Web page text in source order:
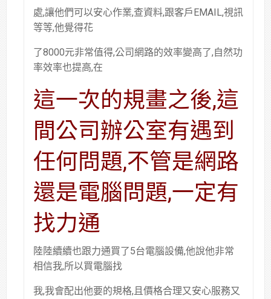
處,讓他們可以安心作業,查資料,跟客戶EMAIL,視訊
等等,他覺得花
了8000元非常值得,公司網路的效率變高了,自然功
率效率也提高,在
這一次的規畫之後,這
間公司辦公室有遇到
任何問題,不管是網路
還是電腦問題,一定有
找力通
陸陸續續也跟力通買了5台電腦設備,他說他非常
相信我,所以買電腦找
我,我會配出他要的規格,且價格合理又安心服務又